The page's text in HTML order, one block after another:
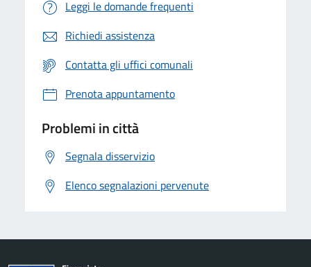
Leggi le domande frequenti
Richiedi assistenza
Contatta gli uffici comunali
Prenota appuntamento
Problemi in città
Segnala disservizio
Elenco segnalazioni pervenute